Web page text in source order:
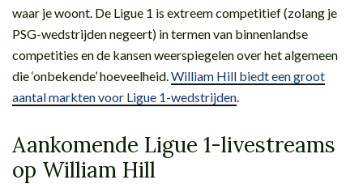
waar je woont. De Ligue 1 is extreem competitief (zolang je
PSG-wedstrijden negeert) in termen van binnenlandse
competities en de kansen weerspiegelen over het algemeen
die ‘onbekende’ hoeveelheid. William Hill biedt een groot
aantal markten voor Ligue 1-wedstrijden
Aankomende Ligue 1-livestreams
op William Hill